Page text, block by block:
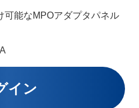
可能なMPOアダプタパネル